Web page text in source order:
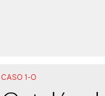
CASO 1-O